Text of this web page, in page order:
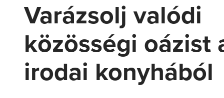
Varázsolj valódi
közösségi oázist
irodai konyhából